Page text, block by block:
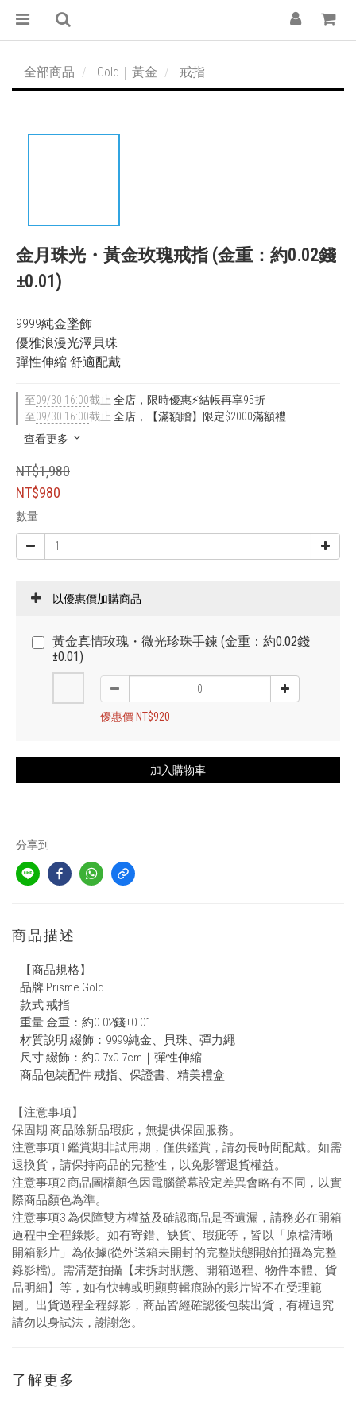
全部商品 Gold｜黃金 戒指
金月珠光・黃金玫瑰戒指 (金重：約0.02錢
±0.01)
9999純金墜飾
優雅浪漫光澤貝珠
彈性伸縮 舒適配戴
至09/30 16:00截止 全店，限時優惠⚡結帳再享95折
至09/30 16:00截止 全店，【滿額贈】限定$2000滿額禮
查看更多
NT$1,980
NT$980
數量
以優惠價加購商品
黃金真情玫瑰・微光珍珠手鍊 (金重：約0.02錢
±0.01)
優惠價 NT$920
加入購物車
分享到
商品描述
【商品規格】
品牌 Prisme Gold
款式 戒指
重量 金重：約0.02錢±0.01
材質說明 綴飾：9999純金、貝珠、彈力繩
尺寸 綴飾：約0.7x0.7cm｜彈性伸縮
商品包裝配件 戒指、保證書、精美禮盒
【注意事項】
保固期 商品除新品瑕疵，無提供保固服務。
注意事項1 鑑賞期非試用期，僅供鑑賞，請勿長時間配戴。如需
退換貨，請保持商品的完整性，以免影響退貨權益。
注意事項2 商品圖檔顏色因電腦螢幕設定差異會略有不同，以實
際商品顏色為準。
注意事項3 為保障雙方權益及確認商品是否遺漏，請務必在開箱
過程中全程錄影。如有寄錯、缺貨、瑕疵等，皆以「原檔清晰
開箱影片」為依據(從外送箱未開封的完整狀態開始拍攝為完整
錄影檔)。需清楚拍攝【未拆封狀態、開箱過程、物件本體、貨
品明細】等，如有快轉或明顯剪輯痕跡的影片皆不在受理範
圍。出貨過程全程錄影，商品皆經確認後包裝出貨，有權追究
請勿以身試法，謝謝您。
了解更多